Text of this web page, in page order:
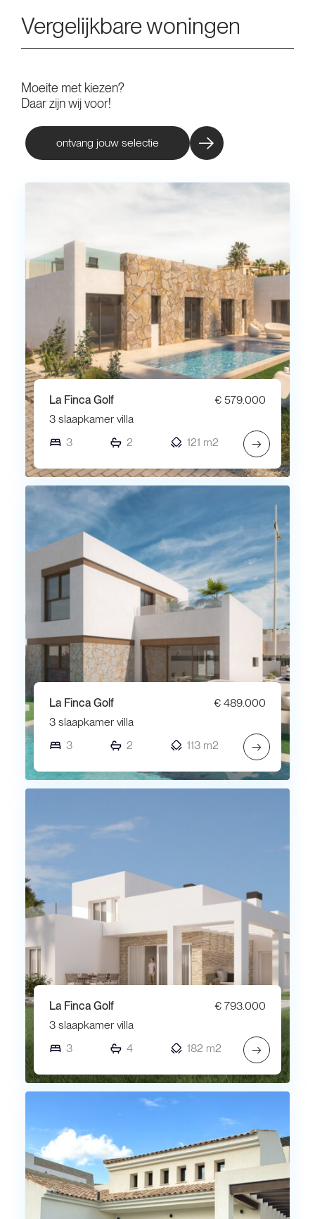
Vergelijkbare woningen
Moeite met kiezen?
Daar zijn wij voor!
ontvang jouw selectie
La Finca Golf
€ 579.000
3 slaapkamer villa
3
2 121 m2 →
La Finca Golf
€ 489.000
3 slaapkamer villa
3
2 113 m2 →
La Finca Golf
€ 793.000
3 slaapkamer villa
3
4 182 m2 →